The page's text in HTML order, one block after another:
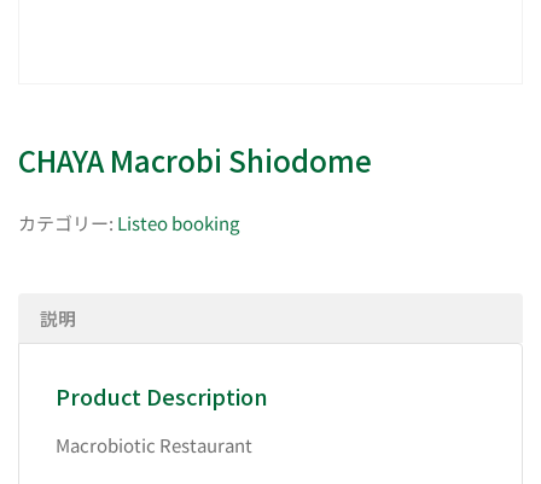
CHAYA Macrobi Shiodome
カテゴリー: Listeo booking
説明
Product Description
Macrobiotic Restaurant